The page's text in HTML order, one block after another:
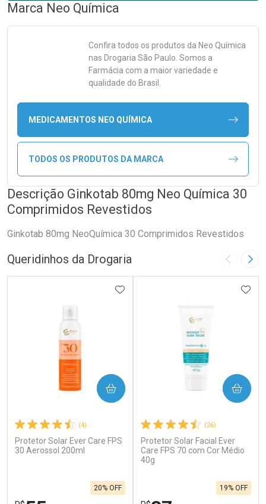
Marca Neo Química
Confira todos os produtos da Neo Química
nas Drogaria São Paulo. Somos a
Farmácia com a maior variedade e
qualidade do Brasil.
MEDICAMENTOS NEO QUÍMICA
TODOS OS PRODUTOS DA MARCA
Descrição Ginkotab 80mg Neo Química 30
Comprimidos Revestidos
Ginkotab 80mg NeoQuímica 30 Comprimidos Revestidos
Queridinhos da Drogaria Imagem
(4)
Protetor Solar Ever Care FPS
30 Aerossol 200ml
20% OFF
ADICIONAR AOS FAVORITOS
COMPRAR
(26)
Protetor Solar Facial Ever
Care FPS 70 com Cor Médio
40g
19% OFF
COMPRAR